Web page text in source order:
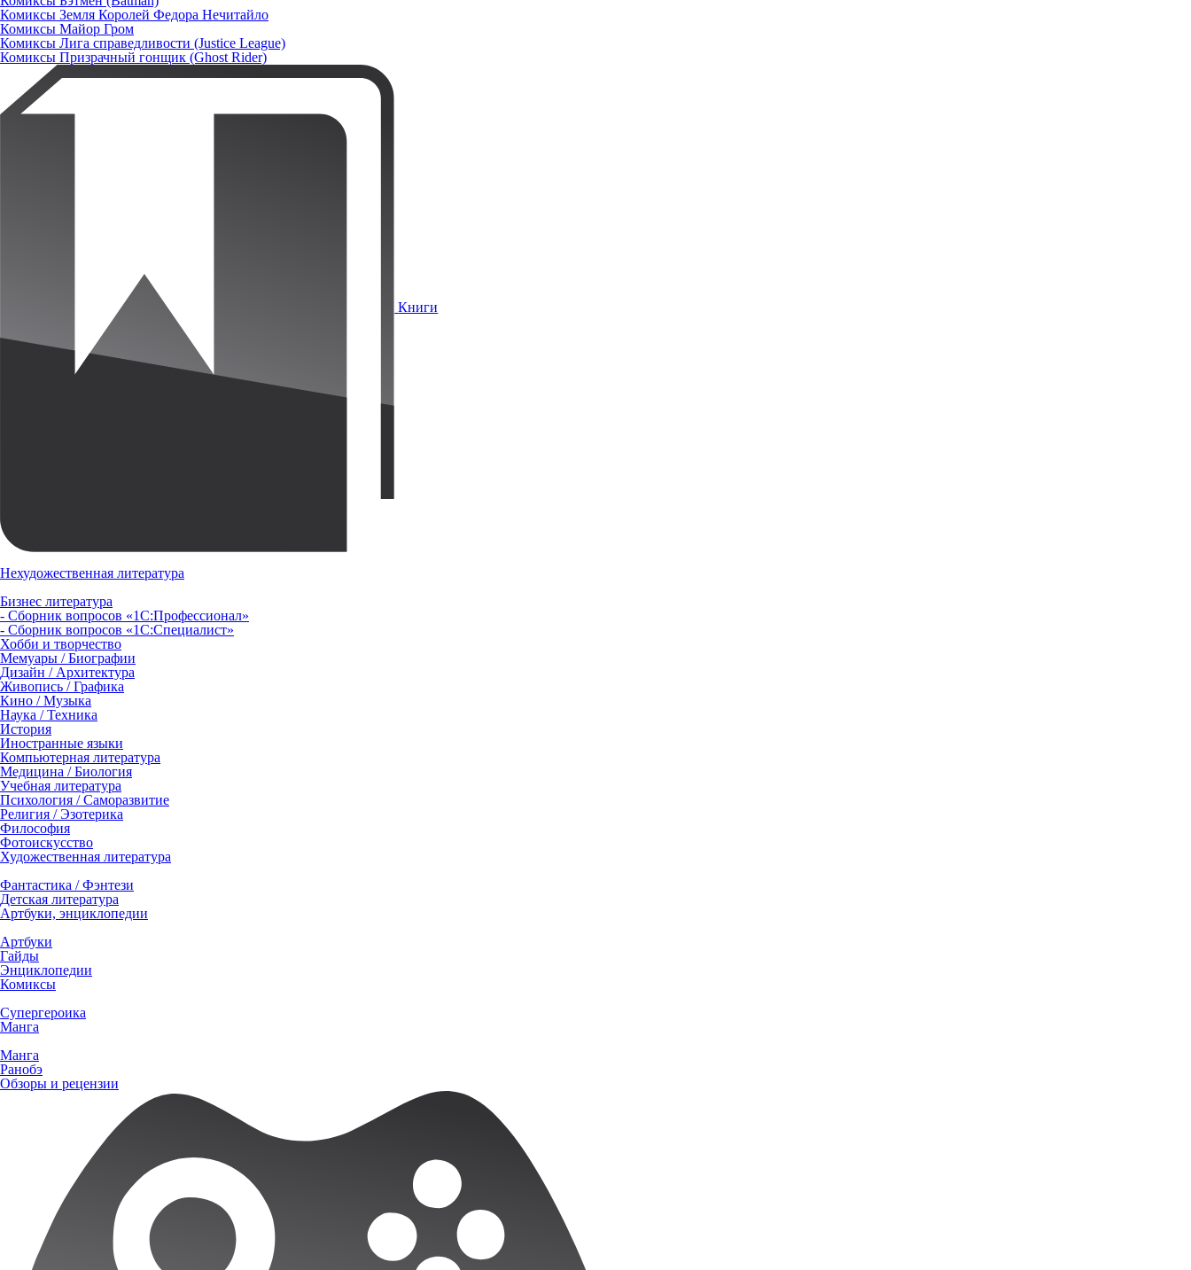
Комиксы Земля Королей Федора Нечитайло
Комиксы Майор Гром
Комиксы Лига справедливости (Justice League)
Комиксы Призрачный гонщик (Ghost Rider)
Книги
Нехудожественная литература
Бизнес литература
- Сборник вопросов «1С:Профессионал»
- Сборник вопросов «1С:Специалист»
Хобби и творчество
Мемуары / Биографии
Дизайн / Архитектура
Живопись / Графика
Кино / Музыка
Наука / Техника
История
Иностранные языки
Компьютерная литература
Медицина / Биология
Учебная литература
Психология / Саморазвитие
Религия / Эзотерика
Философия
Фотоискусство
Художественная литература
Фантастика / Фэнтези
Детская литература
Артбуки, энциклопедии
Артбуки
Гайды
Энциклопедии
Комиксы
Супергероика
Манга
Манга
Ранобэ
Обзоры и рецензии